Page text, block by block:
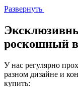
Развернуть
роскошный
У нас регулярно
разном дизайне и
купить: